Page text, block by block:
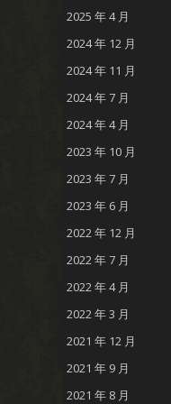
2025 年 4 月
2024 年 12 月
2024 年 11 月
2024 年 7 月
2024 年 4 月
2023 年 10 月
2023 年 7 月
2023 年 6 月
2022 年 12 月
2022 年 7 月
2022 年 4 月
2022 年 3 月
2021 年 12 月
2021 年 9 月
2021 年 8 月